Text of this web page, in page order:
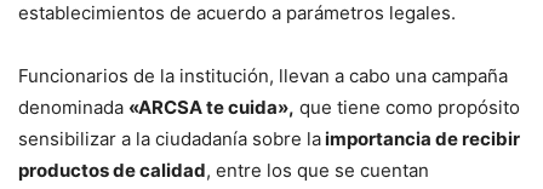
establecimientos de acuerdo a parámetros legales.
Funcionarios de la institución, llevan a cabo una campaña
denominada «ARCSA te cuida», que tiene como propósito
sensibilizar a la ciudadanía sobre laimportancia de recibir
productos de calidad, entre los que se cuentan